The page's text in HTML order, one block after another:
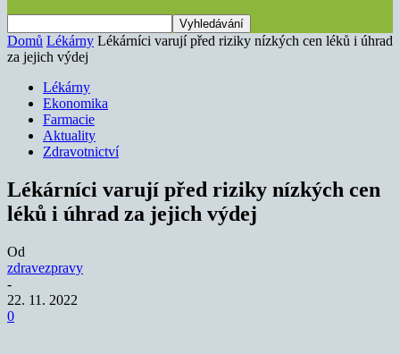
Domů Lékárny Lékárníci varují před riziky nízkých cen léků i úhrad
za jejich výdej
Lékárny
Ekonomika
Farmacie
Aktuality
Zdravotnictví
Lékárníci varují před riziky nízkých cen
léků i úhrad za jejich výdej
Od
zdravezpravy
-
22. 11. 2022
0